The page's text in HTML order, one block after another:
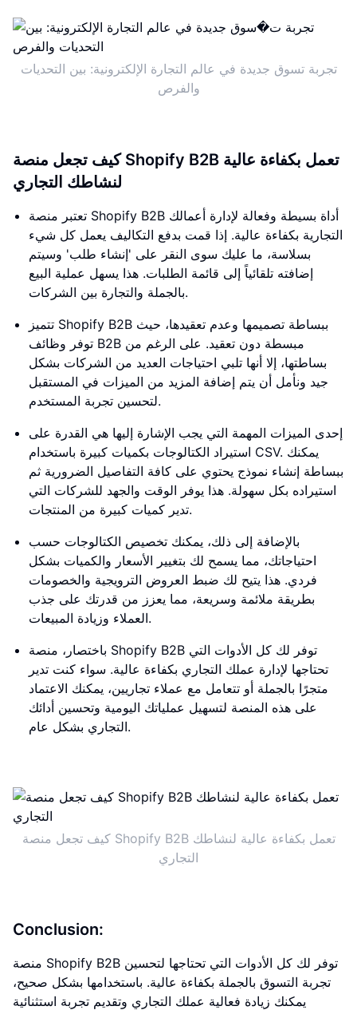
تجربة تسوق جديدة في عالم التجارة الإلكترونية: بين التحديات
والفرص
كيف تجعل منصة Shopify B2B تعمل بكفاءة عالية
لنشاطك التجاري
تعتبر منصة Shopify B2B أداة بسيطة وفعالة لإدارة أعمالك
التجارية بكفاءة عالية. إذا قمت بدفع التكاليف يعمل كل شيء
بسلاسة، ما عليك سوى النقر على 'إنشاء طلب' وسيتم
إضافته تلقائياً إلى قائمة الطلبات. هذا يسهل عملية البيع
بالجملة والتجارة بين الشركات.
تتميز Shopify B2B ببساطة تصميمها وعدم تعقيدها، حيث
توفر وظائف B2B مبسطة دون تعقيد. على الرغم من
بساطتها، إلا أنها تلبي احتياجات العديد من الشركات بشكل
جيد ونأمل أن يتم إضافة المزيد من الميزات في المستقبل
لتحسين تجربة المستخدم.
إحدى الميزات المهمة التي يجب الإشارة إليها هي القدرة على
استيراد الكتالوجات بكميات كبيرة باستخدام CSV. يمكنك
ببساطة إنشاء نموذج يحتوي على كافة التفاصيل الضرورية ثم
استيراده بكل سهولة. هذا يوفر الوقت والجهد للشركات التي
تدير كميات كبيرة من المنتجات.
بالإضافة إلى ذلك، يمكنك تخصيص الكتالوجات حسب
احتياجاتك، مما يسمح لك بتغيير الأسعار والكميات بشكل
فردي. هذا يتيح لك ضبط العروض الترويجية والخصومات
بطريقة ملائمة وسريعة، مما يعزز من قدرتك على جذب
العملاء وزيادة المبيعات.
باختصار، منصة Shopify B2B توفر لك كل الأدوات التي
تحتاجها لإدارة عملك التجاري بكفاءة عالية. سواء كنت تدير
متجرًا بالجملة أو تتعامل مع عملاء تجاريين، يمكنك الاعتماد
على هذه المنصة لتسهيل عملياتك اليومية وتحسين أدائك
التجاري بشكل عام.
كيف تجعل منصة Shopify B2B تعمل بكفاءة عالية لنشاطك
التجاري
Conclusion:
منصة Shopify B2B توفر لك كل الأدوات التي تحتاجها لتحسين
تجربة التسوق بالجملة بكفاءة عالية. باستخدامها بشكل صحيح،
يمكنك زيادة فعالية عملك التجاري وتقديم تجربة استثنائية